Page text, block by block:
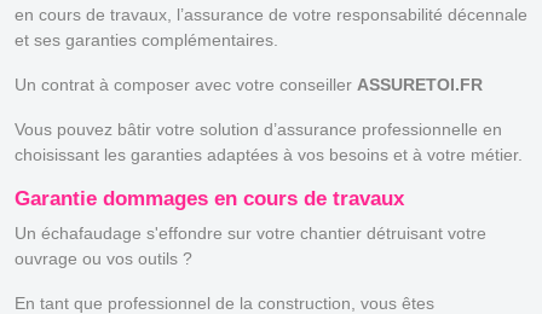
en cours de travaux, l’assurance de votre responsabilité décennale
et ses garanties complémentaires.
Un contrat à composer avec votre conseiller ASSURETOI.FR
Vous pouvez bâtir votre solution d’assurance professionnelle en
choisissant les garanties adaptées à vos besoins et à votre métier.
Garantie dommages en cours de travaux
Un échafaudage s'effondre sur votre chantier détruisant votre
ouvrage ou vos outils ?
En tant que professionnel de la construction, vous êtes